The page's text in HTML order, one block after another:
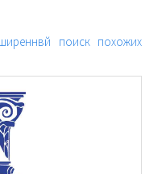
поиск похожих